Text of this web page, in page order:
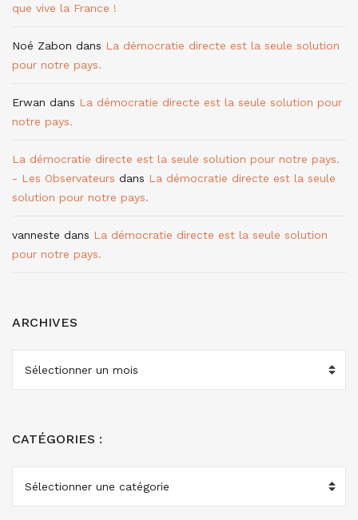
que vive la France !
Noé Zabon dans La démocratie directe est la seule solution
pour notre pays.
Erwan dans La démocratie directe est la seule solution pour
notre pays.
La démocratie directe est la seule solution pour notre pays.
- Les Observateurs dans La démocratie directe est la seule
solution pour notre pays.
vanneste dans La démocratie directe est la seule solution
pour notre pays.
ARCHIVES
ARCHIVES
CATÉGORIES :
CATÉGORIES